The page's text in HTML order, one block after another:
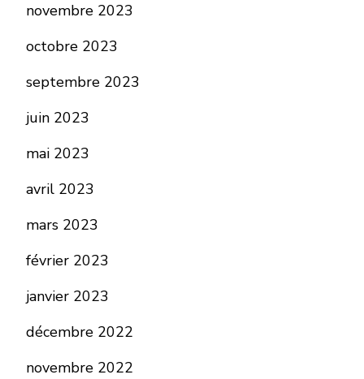
novembre 2023
octobre 2023
septembre 2023
juin 2023
mai 2023
avril 2023
mars 2023
février 2023
janvier 2023
décembre 2022
novembre 2022